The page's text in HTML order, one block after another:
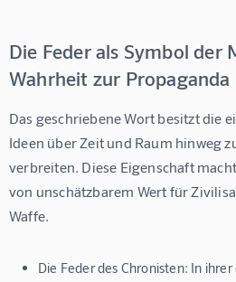
Die Feder als Symbol der
Wahrheit zur Propaganda
Das geschriebene Wort besitzt die
Ideen über Zeit und Raum hinweg
verbreiten. Diese Eigenschaft
von unschätzbarem Wert für
Waffe.
Die Feder des Chronisten: In ihrer